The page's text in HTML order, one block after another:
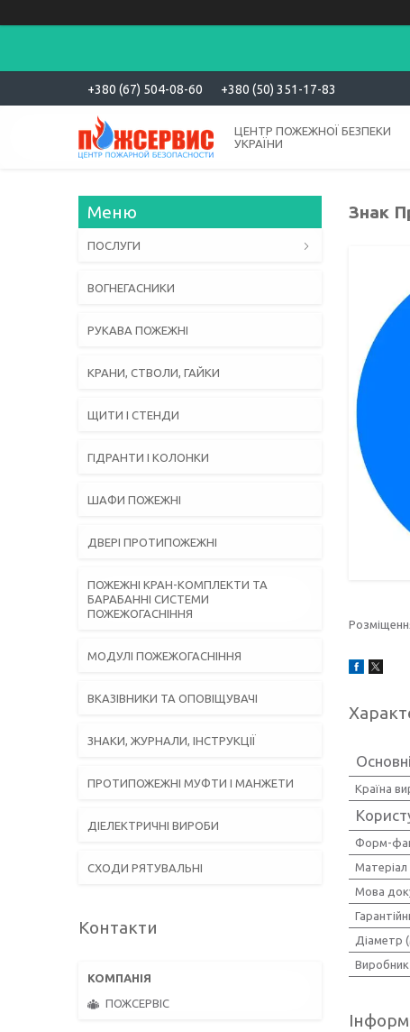
+380 (67) 504-08-60 +380 (50) 351-17-83
ЦЕНТР ПОЖЕЖНОЇ БЕЗПЕКИ
УКРАЇНИ
Знак
Основні
Країна
Форм-
Матеріал
Мова
Діаметр
Виробник
ПОСЛУГИ
ВОГНЕГАСНИКИ
РУКАВА ПОЖЕЖНІ
КРАНИ, СТВОЛИ, ГАЙКИ
ЩИТИ І СТЕНДИ
ГІДРАНТИ І КОЛОНКИ
ШАФИ ПОЖЕЖНІ
ДВЕРІ ПРОТИПОЖЕЖНІ
ПОЖЕЖНІ КРАН-КОМПЛЕКТИ ТА
БАРАБАННІ СИСТЕМИ
ПОЖЕЖОГАСНІННЯ
МОДУЛІ ПОЖЕЖОГАСНІННЯ
ВКАЗІВНИКИ ТА ОПОВІЩУВАЧІ
ЗНАКИ, ЖУРНАЛИ, ІНСТРУКЦІЇ
ПРОТИПОЖЕЖНІ МУФТИ І МАНЖЕТИ
ДІЕЛЕКТРИЧНІ ВИРОБИ
СХОДИ РЯТУВАЛЬНІ
Контакти
ПОЖСЕРВІС